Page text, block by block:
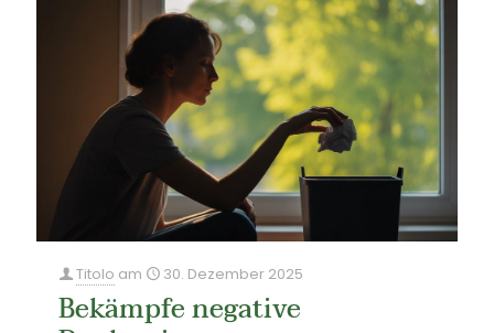
Titolo am 30. Dezember 2025
Bekämpfe negative